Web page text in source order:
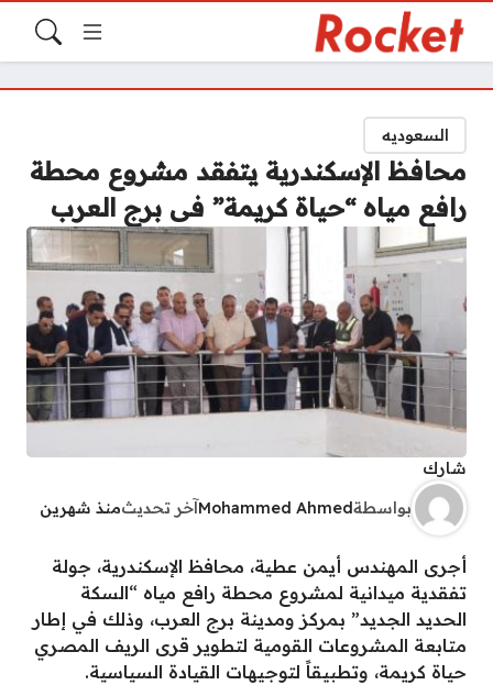
السعوديه
محافظ الإسكندرية يتفقد مشروع محطة
رافع مياه “حياة كريمة” فى برج العرب
شارك
بواسطةMohammed Ahmedآخر تحديثمنذ شهرين
أجرى المهندس أيمن عطية، محافظ الإسكندرية، جولة
تفقدية ميدانية لمشروع محطة رافع مياه “السكة
الحديد الجديد” بمركز ومدينة برج العرب، وذلك في إطار
متابعة المشروعات القومية لتطوير قرى الريف المصري
حياة كريمة، وتطبيقاً لتوجيهات القيادة السياسية.